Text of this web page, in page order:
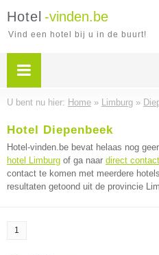
Hotel -vinden.be
Vind een hotel bij u in de buurt!
U bent nu hier: Home » Limburg »
Hotel Diepenbeek
Hotel-vinden.be bevat helaas nog
hotel Limburg of ga naar direct
contact te komen met meerdere
resultaten getoond uit de provincie
1